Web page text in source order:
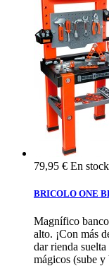
79,95 € En stock
BRICOLO ONE
Magnífico
alto. ¡Con más
dar rienda
mágicos (sube y